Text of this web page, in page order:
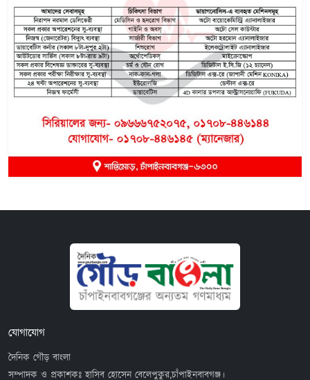
যোগাযোগ
দৈনিক গৌড় বাংলা
সম্পাদক ও প্রকাশকঃ হাসিব হোসেন বেলেপুকুর,চাঁপাইনবাবগঞ্জ।